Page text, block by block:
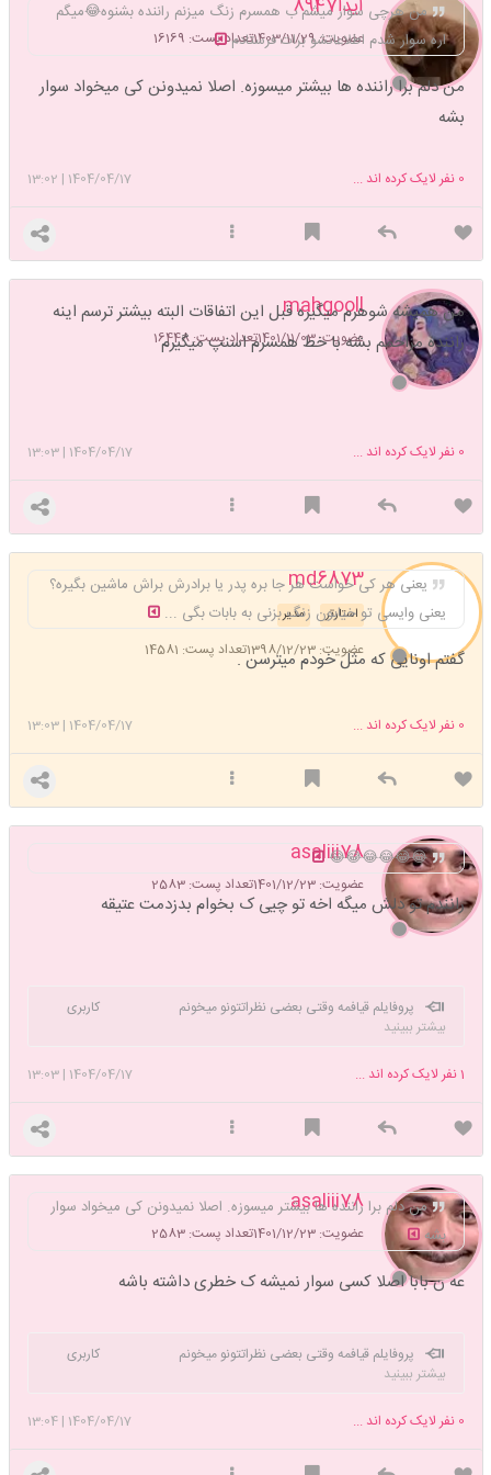
عضویت: 1403/11/29 تعداد پست: 16169
من هرچی سوار میشم ب همسرم زنگ میزنم راننده بشنوه😂میگم
اره سوار شدم اطلاعاتشو برات فرستادم
من دلم برا راننده ها بیشتر میسوزه. اصلا نمیدونن کی میخواد سوار
بشه
1404/04/17
|
13:02 0 نفر لایک کرده اند ...
mahgooll
عضویت: 1401/11/03 تعداد پست: 16448
من همیشه شوهرم میگیره قبل این اتفاقات البته بیشتر ترسم اینه
راننده مزاحمم بشه با خط همسرم اسنپ میگیرم
1404/04/17
|
13:03 0 نفر لایک کرده اند ...
md6873
مدیر استارتر
عضویت: 1398/12/23 تعداد پست: 14581
یعنی هر کی خواست هر جا بره پدر یا برادرش براش ماشین بگیره؟
یعنی وایسی تو خیابون زنگ بزنی به بابات بگی ...
گفتم اونایی که مثل خودم میترسن .
1404/04/17
|
13:03 0 نفر لایک کرده اند ...
asaliii78
عضویت: 1401/12/23 تعداد پست: 2583
😂😂😂😂😂😂
رانندم تو دلش میگه اخه تو چیی ک بخوام بدزدمت عتیقه
پروفایلم قیافمه وقتی بعضی نظراتتونو میخونم کاربری
دست دو دوست خعلی صمیمیه❤
بیشتر ببینید
1404/04/17
|
13:03 1نفر لایک کرده اند ...
asaliii78
عضویت: 1401/12/23 تعداد پست: 2583
من دلم برا راننده ها بیشتر میسوزه. اصلا نمیدونن کی میخواد سوار
بشه
عه ن بابا اصلا کسی سوار نمیشه ک خطری داشته باشه
پروفایلم قیافمه وقتی بعضی نظراتتونو میخونم کاربری
دست دو دوست خعلی صمیمیه❤
بیشتر ببینید
1404/04/17
|
13:04 0 نفر لایک کرده اند ...